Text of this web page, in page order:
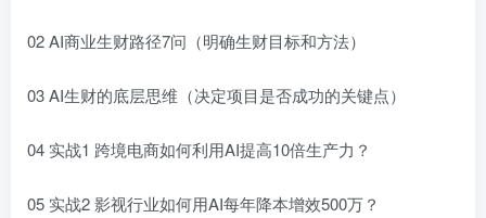
02 AI商业生财路径7问（明确生财目标和方法）
03 AI生财的底层思维（决定项目是否成功的关键点）
04 实战1 跨境电商如何利用AI提高10倍生产力？
05 实战2 影视行业如何用AI每年降本增效500万？